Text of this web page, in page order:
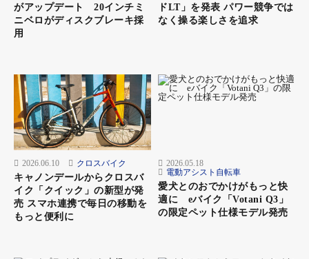
がアップデート 20インチミ
ニベロがディスクブレーキ採
用
ドLT」を発表 パワー競争では
なく操る楽しさを追求
2026.06.10 クロスバイク
キャノンデールからクロスバ
イク「クイック」の新型が発
売 スマホ連携で毎日の移動を
もっと便利に
2026.05.18
電動アシスト自転車
愛犬とのおでかけがもっと快
適に eバイク「Votani Q3」
の限定ペット仕様モデル発売